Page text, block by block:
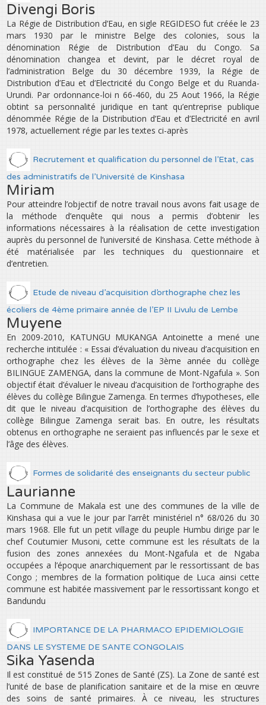
Divengi Boris
La Régie de Distribution d’Eau, en sigle REGIDESO fut créée le 23
mars 1930 par le ministre Belge des colonies, sous la
dénomination Régie de Distribution d’Eau du Congo. Sa
dénomination changea et devint, par le décret royal de
l’administration Belge du 30 décembre 1939, la Régie de
Distribution d’Eau et d’Electricité du Congo Belge et du Ruanda-
Urundi. Par ordonnance-loi n 66-460, du 25 Aout 1966, la Régie
obtint sa personnalité juridique en tant qu’entreprise publique
dénommée Régie de la Distribution d’Eau et d’Electricité en avril
1978, actuellement régie par les textes ci-après
Recrutement et qualification du personnel de l’Etat, cas
des administratifs de l’Université de Kinshasa
Miriam
Pour atteindre l’objectif de notre travail nous avons fait usage de
la méthode d’enquête qui nous a permis d’obtenir les
informations nécessaires à la réalisation de cette investigation
auprès du personnel de l’université de Kinshasa. Cette méthode à
été matérialisée par les techniques du questionnaire et
d’entretien.
Etude de niveau d’acquisition d’orthographe chez les
écoliers de 4ème primaire année de l’EP II Livulu de Lembe
Muyene
En 2009-2010, KATUNGU MUKANGA Antoinette a mené une
recherche intitulée : « Essai d’évaluation du niveau d’acquisition en
orthographe chez les élèves de la 3ème année du collège
BILINGUE ZAMENGA, dans la commune de Mont-Ngafula ». Son
objectif était d’évaluer le niveau d’acquisition de l’orthographe des
élèves du collège Bilingue Zamenga. En termes d’hypotheses, elle
dit que le niveau d’acquisition de l’orthographe des élèves du
collège Bilingue Zamenga serait bas. En outre, les résultats
obtenus en orthographe ne seraient pas influencés par le sexe et
l’âge des élèves.
Formes de solidarité des enseignants du secteur public
Laurianne
La Commune de Makala est une des communes de la ville de
Kinshasa qui a vue le jour par l’arrêt ministériel n° 68/026 du 30
mars 1968. Elle fut un petit village du peuple Humbu dirige par le
chef Coutumier Musoni, cette commune est les résultats de la
fusion des zones annexées du Mont-Ngafula et de Ngaba
occupées a l’époque anarchiquement par le ressortissant de bas
Congo ; membres de la formation politique de Luca ainsi cette
commune est habitée massivement par le ressortissant kongo et
Bandundu
IMPORTANCE DE LA PHARMACO EPIDEMIOLOGIE
DANS LE SYSTEME DE SANTE CONGOLAIS
Sika Yasenda
Il est constitué de 515 Zones de Santé (ZS). La Zone de santé est
l’unité de base de planification sanitaire et de la mise en œuvre
des soins de santé primaires. À ce niveau, les structures